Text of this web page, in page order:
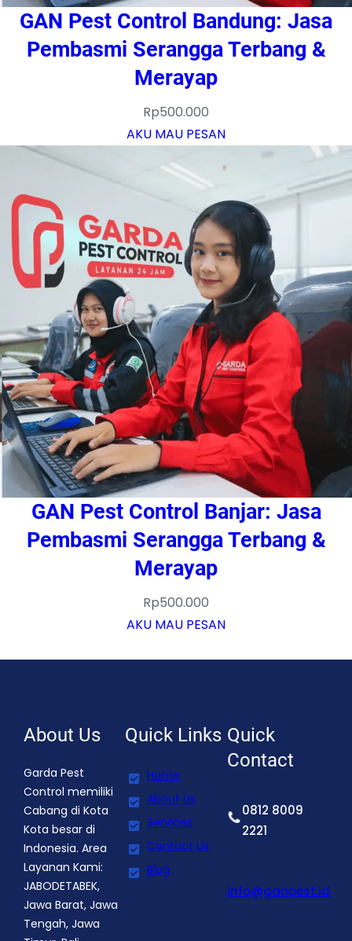
GAN Pest Control Bandung: Jasa
Pembasmi Serangga Terbang &
Merayap
Rp500.000
AKU MAU PESAN
GAN Pest Control Banjar: Jasa
Pembasmi Serangga Terbang &
Merayap
Rp500.000
AKU MAU PESAN
About Us
Garda Pest
Control memiliki
Cabang di Kota
Kota besar di
Indonesia. Area
Layanan Kami:
JABODETABEK,
Jawa Barat, Jawa
Tengah, Jawa
Quick Links
Home
About Us
Services
Contact Us
Blog
Quick
Contact
0812 8009
2221
info@ganpest.id